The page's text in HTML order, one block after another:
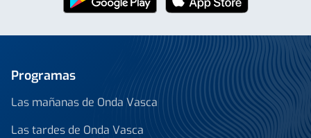
Programas
Las mañanas de Onda Vasca
Las tardes de Onda Vasca